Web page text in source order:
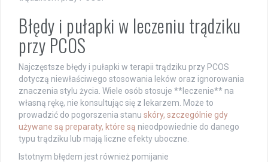
Błędy i pułapki w leczeniu trądziku
przy PCOS
Najczęstsze błędy i pułapki w terapii trądziku przy PCOS
dotyczą niewłaściwego stosowania leków oraz ignorowania
znaczenia stylu życia. Wiele osób stosuje **leczenie** na
własną rękę, nie konsultując się z lekarzem. Może to
prowadzić do pogorszenia stanu skóry, szczególnie gdy
używane są preparaty, które są nieodpowiednie do danego
typu trądziku lub mają liczne efekty uboczne.
Istotnym błędem jest również pomijanie